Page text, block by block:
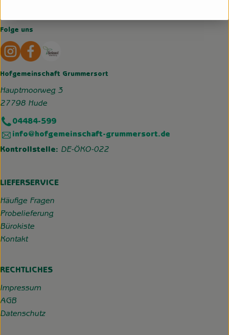
Folge uns
Externer Link zu https://www.instagram.com/
Hofgemeinschaft Grummersort
Hauptmoorweg 3
27798 Hude
04484-599
info@hofgemeinschaft-grummersort.de
Kontrollstelle: DE-ÖKO-022
LIEFERSERVICE
Häufige Fragen
Probelieferung
Bürokiste
Kontakt
RECHTLICHES
Impressum
AGB
Datenschutz